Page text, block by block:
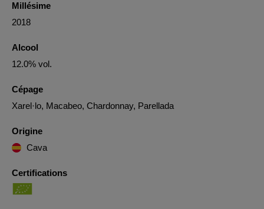
Millésime
2018
Alcool
12.0% vol.
Cépage
Xarel·lo, Macabeo, Chardonnay, Parellada
Origine
Cava
Certifications